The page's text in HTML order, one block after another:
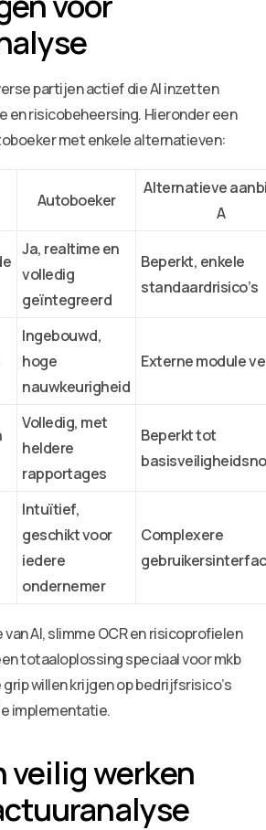
partijen actief die AI inzetten
en risicobeheersing. Hieronder een
met enkele alternatieven:
Autoboeker
Alternatieve
A
Ja, realtime en
volledig
geïntegreerd
Beperkt, enkele
standaardrisico’s
Ingebouwd,
hoge
nauwkeurigheid
Externe module
Volledig, met
heldere
rapportages
Beperkt tot
Intuïtief,
geschikt voor
iedere
ondernemer
Complexere
AI, slimme OCR en risicoprofielen
totaaloplossing speciaal voor mkb
willen krijgen op bedrijfsrisico’s
implementatie.
veilig werken